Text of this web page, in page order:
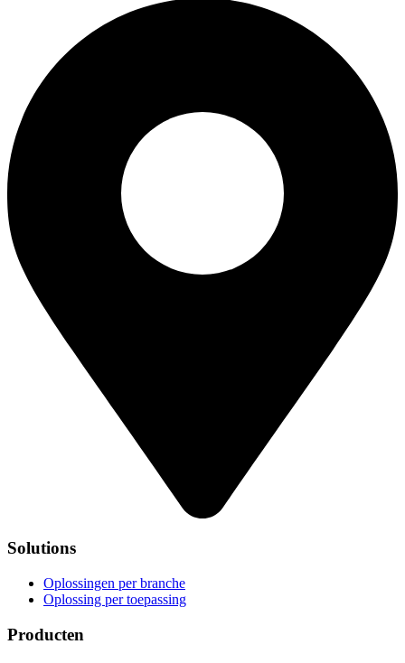
Solutions
Oplossingen per branche
Oplossing per toepassing
Producten